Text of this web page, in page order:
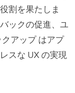
割を果たしま
ックの促進、ユ
アップ はアプ
スな UX の実現